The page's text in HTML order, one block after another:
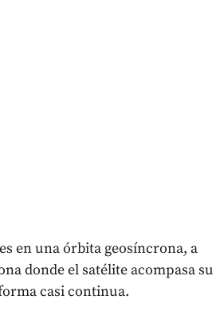
en una órbita geosíncrona, a
donde el satélite acompasa su
casi continua.